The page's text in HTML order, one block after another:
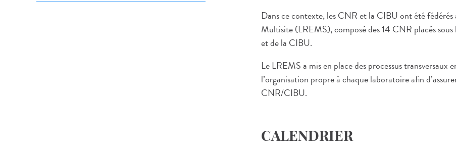
Dans ce contexte, les CNR et la CIBU ont été fédérés
Multisite (LREMS), composé des 14 CNR placés
et de la CIBU.
Le LREMS a mis en place des processus transversaux
l’organisation propre à chaque laboratoire afin
CNR/CIBU.
CALENDRIER